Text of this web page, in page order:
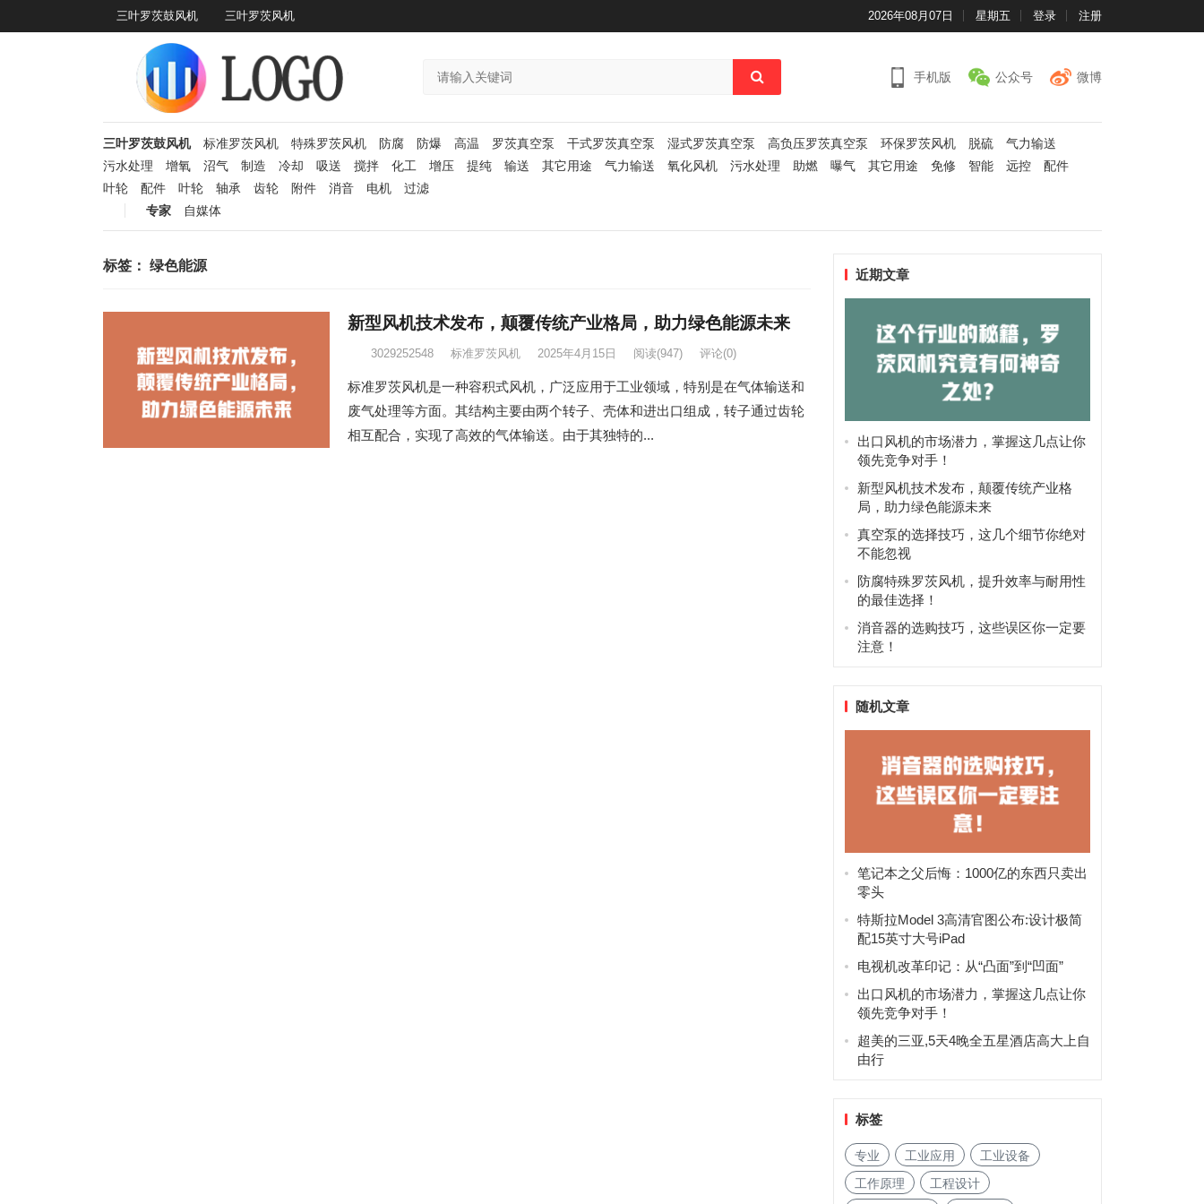
三叶罗茨鼓风机 三叶罗茨风机 2026年08月07日 星期五 登录 注册
手机版 公众号 微博
三叶罗茨鼓风机 标准罗茨风机 特殊罗茨风机 防腐 防爆 高温 罗茨真空泵 干式罗茨真空泵 湿式罗茨真空泵 高负压罗茨真空泵 环保罗茨风机 脱硫
气力输送
污水处理
增氧 沼气 制造 冷却 吸送 搅拌 化工 增压 提纯 输送 其它用途 气力输送 氧化风机 污水处理 助燃 曝气 其它用途 免修 智能 远控
配件
叶轮
配件 叶轮 轴承 齿轮 附件 消音 电机
过滤
专家
自媒体
标签： 绿色能源
新型风机技术发布，颠覆传统产业格局，助力绿色能源未来
3029252548 标准罗茨风机 2025年4月15日 阅读(947) 评论(0)
标准罗茨风机是一种容积式风机，广泛应用于工业领域，特别是在气体输送和
废气处理等方面。其结构主要由两个转子、壳体和进出口组成，转子通过齿轮
相互配合，实现了高效的气体输送。由于其独特的...
近期文章
出口风机的市场潜力，掌握这几点让你
领先竞争对手！
新型风机技术发布，颠覆传统产业格
局，助力绿色能源未来
真空泵的选择技巧，这几个细节你绝对
不能忽视
防腐特殊罗茨风机，提升效率与耐用性
的最佳选择！
消音器的选购技巧，这些误区你一定要
注意！
随机文章
笔记本之父后悔：1000亿的东西只卖出
零头
特斯拉Model 3高清官图公布:设计极简
配15英寸大号iPad
电视机改革印记：从“凸面”到“凹面”
出口风机的市场潜力，掌握这几点让你
领先竞争对手！
超美的三亚,5天4晚全五星酒店高大上自
由行
标签
专业 工业应用
工业设备
工作原理
工程设计